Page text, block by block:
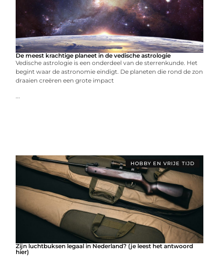
De meest krachtige planeet in de vedische astrologie
Vedische astrologie is een onderdeel van de sterrenkunde. Het
begint waar de astronomie eindigt. De planeten die rond de zon
draaien creëren een grote impact
...
HOBBY EN VRIJE TIJD
Zijn luchtbuksen legaal in Nederland? (je leest het antwoord
hier)